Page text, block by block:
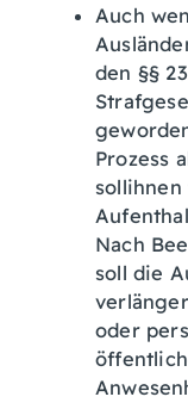
Auch
den §§
Prozess
Nach
soll die
oder